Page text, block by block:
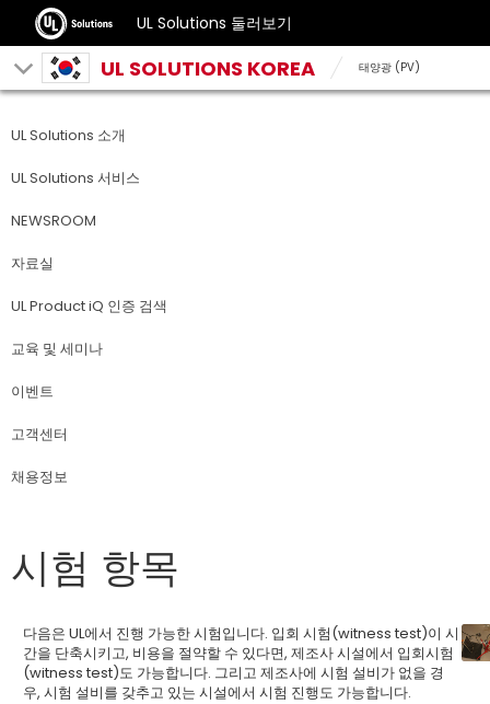
UL Solutions 둘러보기
UL SOLUTIONS KOREA 태양광 (PV)
UL Solutions 소개
UL Solutions 서비스
NEWSROOM
자료실
UL Product iQ 인증 검색
교육 및 세미나
이벤트
고객센터
채용정보
시험 항목
다음은 UL에서 진행 가능한 시험입니다. 입회 시험(witness test)이 시
간을 단축시키고, 비용을 절약할 수 있다면, 제조사 시설에서 입회시험
(witness test)도 가능합니다. 그리고 제조사에 시험 설비가 없을 경
우, 시험 설비를 갖추고 있는 시설에서 시험 진행도 가능합니다.